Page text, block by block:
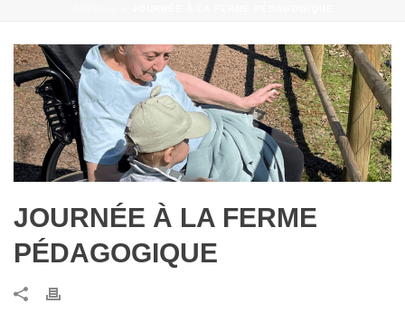
JOURNÉE À LA FERME
PÉDAGOGIQUE